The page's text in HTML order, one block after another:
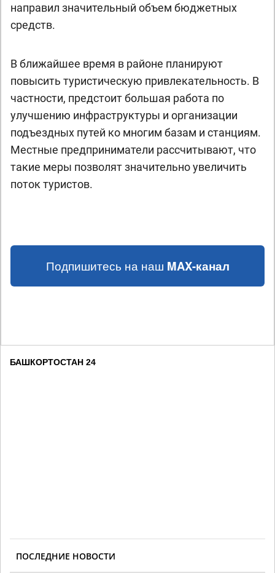
направил значительный объем бюджетных
средств.
В ближайшее время в районе планируют
повысить туристическую привлекательность. В
частности, предстоит большая работа по
улучшению инфраструктуры и организации
подъездных путей ко многим базам и станциям.
Местные предприниматели рассчитывают, что
такие меры позволят значительно увеличить
поток туристов.
Подпишитесь на наш MAX-канал
БАШКОРТОСТАН 24
ПОСЛЕДНИЕ НОВОСТИ